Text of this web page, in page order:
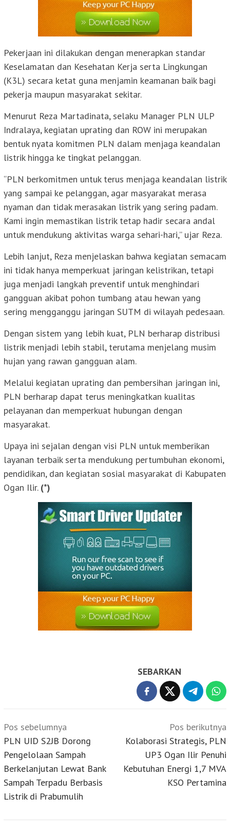
Pekerjaan ini dilakukan dengan menerapkan standar
Keselamatan dan Kesehatan Kerja serta Lingkungan
(K3L) secara ketat guna menjamin keamanan baik bagi
pekerja maupun masyarakat sekitar.
Menurut Reza Martadinata, selaku Manager PLN ULP
Indralaya, kegiatan uprating dan ROW ini merupakan
bentuk nyata komitmen PLN dalam menjaga keandalan
listrik hingga ke tingkat pelanggan.
“PLN berkomitmen untuk terus menjaga keandalan listrik
yang sampai ke pelanggan, agar masyarakat merasa
nyaman dan tidak merasakan listrik yang sering padam.
Kami ingin memastikan listrik tetap hadir secara andal
untuk mendukung aktivitas warga sehari-hari,” ujar Reza.
Lebih lanjut, Reza menjelaskan bahwa kegiatan semacam
ini tidak hanya memperkuat jaringan kelistrikan, tetapi
juga menjadi langkah preventif untuk menghindari
gangguan akibat pohon tumbang atau hewan yang
sering mengganggu jaringan SUTM di wilayah pedesaan.
Dengan sistem yang lebih kuat, PLN berharap distribusi
listrik menjadi lebih stabil, terutama menjelang musim
hujan yang rawan gangguan alam.
Melalui kegiatan uprating dan pembersihan jaringan ini,
PLN berharap dapat terus meningkatkan kualitas
pelayanan dan memperkuat hubungan dengan
masyarakat.
Upaya ini sejalan dengan visi PLN untuk memberikan
layanan terbaik serta mendukung pertumbuhan ekonomi,
pendidikan, dan kegiatan sosial masyarakat di Kabupaten
Ogan Ilir. (*)
SEBARKAN
Navigasi
pos
Pos sebelumnya
PLN UID S2JB Dorong
Pengelolaan Sampah
Berkelanjutan Lewat Bank
Sampah Terpadu Berbasis
Listrik di Prabumulih
Pos berikutnya
Kolaborasi Strategis, PLN
UP3 Ogan Ilir Penuhi
Kebutuhan Energi 1,7 MVA
KSO Pertamina